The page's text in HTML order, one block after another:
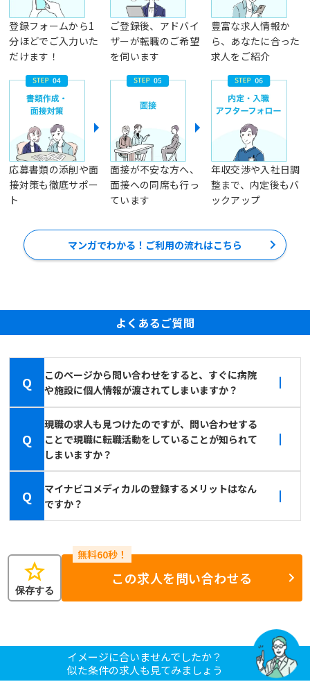
登録フォームから1
分ほどでご入力いた
だけます！
ご登録後、アドバイ
ザーが転職のご希望
を伺います
豊富な求人情報か
ら、あなたに合った
求人をご紹介
応募書類の添削や面
接対策も徹底サポー
ト
面接が不安な方へ、
面接への同席も行っ
ています
年収交渉や入社日調
整まで、内定後もバ
ックアップ
マンガでわかる！ご利用の流れはこちら
よくあるご質問
Q
このページから問い合わせをすると、すぐに病院
や施設に個人情報が渡されてしまいますか？
Q
現職の求人も見つけたのですが、問い合わせする
ことで現職に転職活動をしていることが知られて
しまいますか？
Q
マイナビコメディカルの登録するメリットはなん
ですか？
star
保存する
この求人を問い合わせる
イメージに合いませんでしたか？
似た条件の求人も見てみましょう